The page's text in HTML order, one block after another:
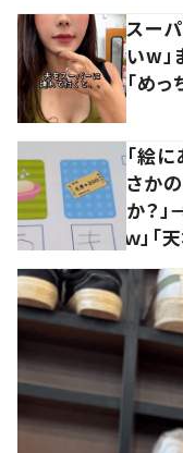
スー
いw」
「め
「絵
さか
か？
ｗ」「